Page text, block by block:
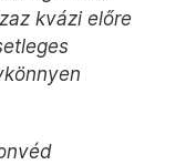
kvázi előre